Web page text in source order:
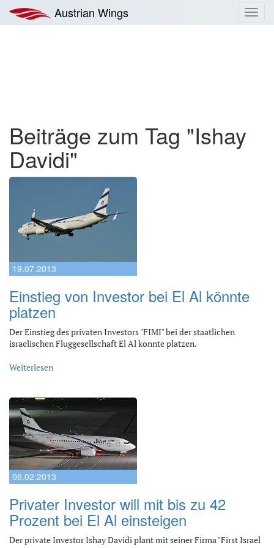
Inhalt
springen
Austrian Wings
Beiträge zum Tag "Ishay
Davidi"
19.07.2013
Einstieg von Investor bei El Al könnte
platzen
Der Einstieg des privaten Investors "FIMI" bei der staatlichen
israelischen Fluggesellschaft El Al könnte platzen.
Weiterlesen
06.02.2013
Privater Investor will mit bis zu 42
Prozent bei El Al einsteigen
Der private Investor Ishay Davidi plant mit seiner Firma "First Israel